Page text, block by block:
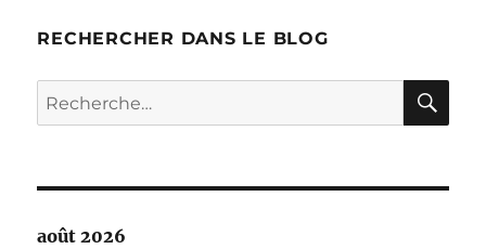
RECHERCHER DANS LE BLOG
Recherche
pour :
août 2026